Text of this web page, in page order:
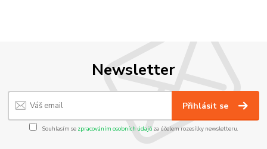
Newsletter
Přihlásit se
Souhlasím se zpracováním osobních údajůza účelem rozesílky newsletteru.